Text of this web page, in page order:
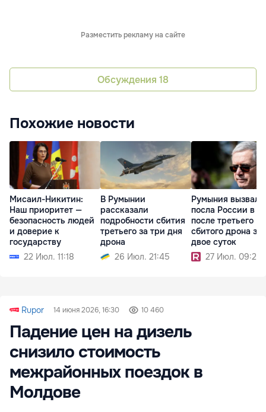
Разместить рекламу на сайте
Обсуждения 18
Похожие новости
Мисаил-Никитин:
Наш приоритет —
безопасность людей
и доверие к
государству
22 Июл. 11:18
В Румынии
рассказали
подробности сбития
третьего за три дня
дрона
26 Июл. 21:45
Румыния вызвала
посла России в
после третьего
сбитого дрона за
двое суток
27 Июл. 09:24
Rupor 14 июня 2026, 16:30 10 460
Падение цен на дизель
снизило стоимость
межрайонных поездок в
Молдове